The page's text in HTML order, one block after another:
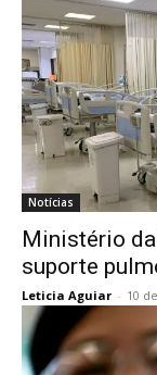
Notícias
Ministério
suporte
Leticia Aguiar - 10